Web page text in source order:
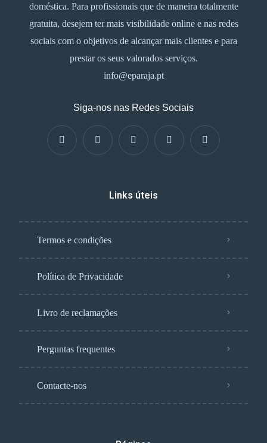
doméstica. Para profissionais que de maneira totalmente
gratuita, desejem ter mais visibilidade online e nas redes
sociais com o objetivos de alcançar mais clientes e para
prestar os seus valorados serviços.
info@eparaja.pt
Siga-nos nas Redes Sociais
Links úteis
Termos e condições
Política de Privacidade
Livro de reclamações
Perguntas frequentes
Contacte-nos